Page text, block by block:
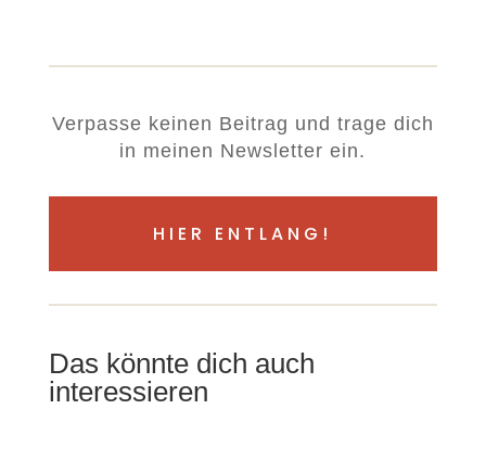
Verpasse keinen Beitrag und trage dich
in meinen Newsletter ein.
HIER ENTLANG!
Das könnte dich auch
interessieren